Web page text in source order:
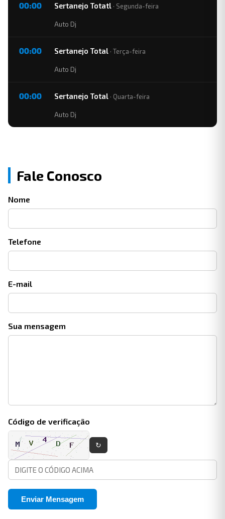
00:00 Sertanejo Totatl · Segunda-feira
Auto Dj
00:00 Sertanejo Total · Terça-feira
Auto Dj
00:00 Sertanejo Total · Quarta-feira
Auto Dj
Fale Conosco
Nome
Telefone
E-mail
Sua mensagem
Código de verificação
↻
Enviar Mensagem